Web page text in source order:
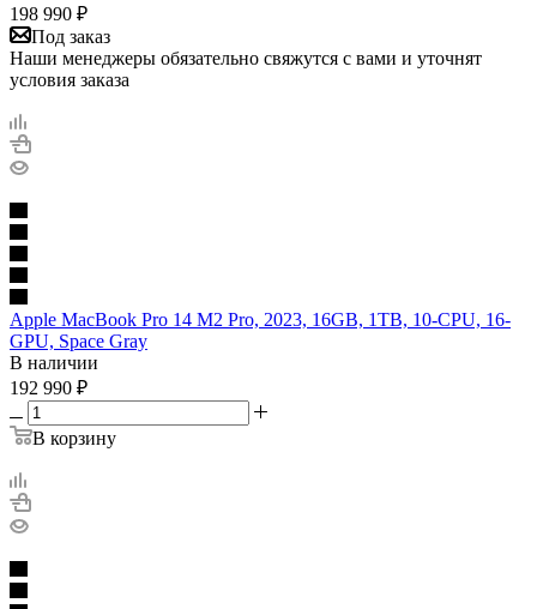
198 990 ₽
Под заказ
Наши менеджеры обязательно свяжутся с вами и уточнят
условия заказа
Apple MacBook Pro 14 M2 Pro, 2023, 16GB, 1TB, 10-CPU, 16-
GPU, Space Gray
В наличии
192 990 ₽
В корзину